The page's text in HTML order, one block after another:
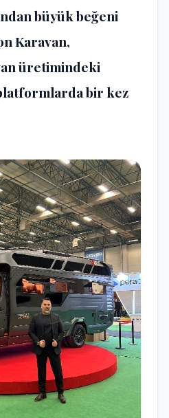
büyük beğeni
Karavan,
üretimindeki
bir kez